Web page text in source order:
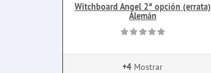
Witchboard Angel 2ª opción (errata)
Alemán
+4 Mostrar